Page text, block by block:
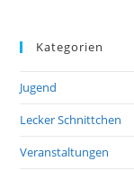
Kategorien
Jugend
Lecker Schnittchen
Veranstaltungen